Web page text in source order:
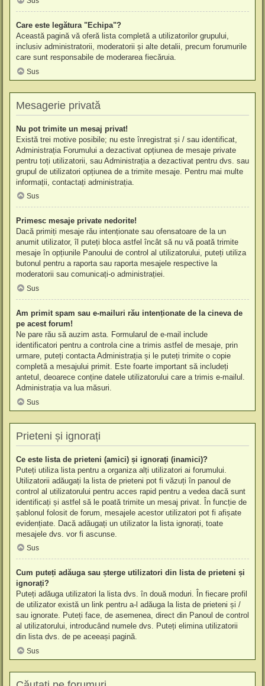
Care este legătura "Echipa"?
Această pagină vă oferă lista completă a utilizatorilor grupului,
inclusiv administratorii, moderatorii și alte detalii, precum forumurile
care sunt responsabile de moderarea fiecăruia.
Sus
Mesagerie privată
Nu pot trimite un mesaj privat!
Există trei motive posibile; nu este înregistrat și / sau identificat,
Administrația Forumului a dezactivat opțiunea de mesaje private
pentru toți utilizatorii, sau Administrația a dezactivat pentru dvs. sau
grupul de utilizatori opțiunea de a trimite mesaje. Pentru mai multe
informații, contactați administrația.
Sus
Primesc mesaje private nedorite!
Dacă primiți mesaje rău intenționate sau ofensatoare de la un
anumit utilizator, îl puteți bloca astfel încât să nu vă poată trimite
mesaje în opțiunile Panoului de control al utilizatorului, puteți utiliza
butonul pentru a raporta sau raporta mesajele respective la
moderatorii sau comunicați-o administrației.
Sus
Am primit spam sau e-mailuri rău intenționate de la cineva de
pe acest forum!
Ne pare rău să auzim asta. Formularul de e-mail include
identificatori pentru a controla cine a trimis astfel de mesaje, prin
urmare, puteți contacta Administrația și le puteți trimite o copie
completă a mesajului primit. Este foarte important să includeți
antetul, deoarece conține datele utilizatorului care a trimis e-mailul.
Administrația va lua măsuri.
Sus
Prieteni și ignorați
Ce este lista de prieteni (amici) și ignorați (inamici)?
Puteți utiliza lista pentru a organiza alți utilizatori ai forumului.
Utilizatorii adăugați la lista de prieteni pot fi văzuți în panoul de
control al utilizatorului pentru acces rapid pentru a vedea dacă sunt
identificați și astfel să le poată trimite un mesaj privat. În funcție de
șablonul folosit de forum, mesajele acestor utilizatori pot fi afișate
evidențiate. Dacă adăugați un utilizator la lista ignorați, toate
mesajele dvs. vor fi ascunse.
Sus
Cum puteți adăuga sau șterge utilizatori din lista de prieteni și
ignorați?
Puteți adăuga utilizatori la lista dvs. în două moduri. În fiecare profil
de utilizator există un link pentru a-l adăuga la lista de prieteni și /
sau ignorate. Puteți face, de asemenea, direct din Panoul de control
al utilizatorului, introducând numele dvs. Puteți elimina utilizatorii
din lista dvs. de pe aceeași pagină.
Sus